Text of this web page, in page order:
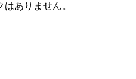
ありません。